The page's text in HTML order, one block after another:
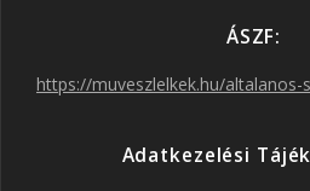
a
m
ÁSZF:
https://muveszlelkek.hu/
Adatkezelési